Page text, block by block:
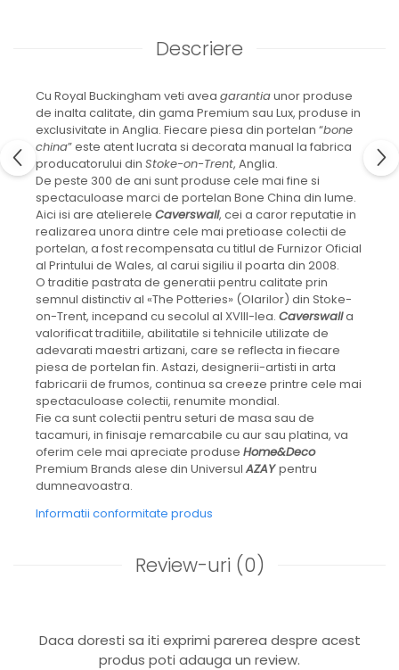
MORRIS&AMP;CO
KINGSLEY
SERENDIPITY GOLD
SERENDIPITY PLATINUM
CHELSEA
MEDICEA
CELESTIAL
PATCHWORK WILLOW
BLUE LILY
HIBISCUS
SWAN
FLORENTINE TURQUOISE
ANTHEMION GREY
ORCHARD
CREATURES OF CURIOSITY
JARDIN
RENAISSANCE RED
SERENDIPITY WHITE
FLOWER FESTIVAL BLUE
FLOWER FESTIVAL RED
Royal White
CHIQUE STRIPES GALBEN
Descriere
Cu Royal Buckingham veti avea garantiaunor produse
de inalta calitate, din gama Premium sau Lux, produse in
exclusivitate in Anglia. Fiecare piesa din portelan “bone
china” este atent lucrata si decorata manual la fabrica
producatorului din Stoke-on-Trent, Anglia.
De peste 300 de ani sunt produse cele mai fine si
spectaculoase marci de portelan Bone China din lume.
Aici isi are atelierele Caverswall, cei a caror reputatie in
realizarea unora dintre cele mai pretioase colectii de
portelan, a fost recompensata cu titlul de Furnizor Oficial
al Printului de Wales, al carui sigiliu il poarta din 2008.
O traditie pastrata de generatii pentru calitate prin
semnul distinctiv al «The Potteries» (Olarilor) din Stoke-
on-Trent, incepand cu secolul al XVIII-lea. Caverswalla
valorificat traditiile, abilitatile si tehnicile utilizate de
adevarati maestri artizani, care se reflecta in fiecare
piesa de portelan fin. Astazi, designerii-artisti in arta
fabricarii de frumos, continua sa creeze printre cele mai
spectaculoase colectii, renumite mondial.
Fie ca sunt colectii pentru seturi de masa sau de
tacamuri, in finisaje remarcabile cu aur sau platina, va
oferim cele mai apreciate produse Home&Deco
Premium Brands alese din UniversulAZAY pentru
dumneavoastra.
Informatii conformitate produs
Review-uri (0)
Daca doresti sa iti exprimi parerea despre acest
produs poti adauga un review.